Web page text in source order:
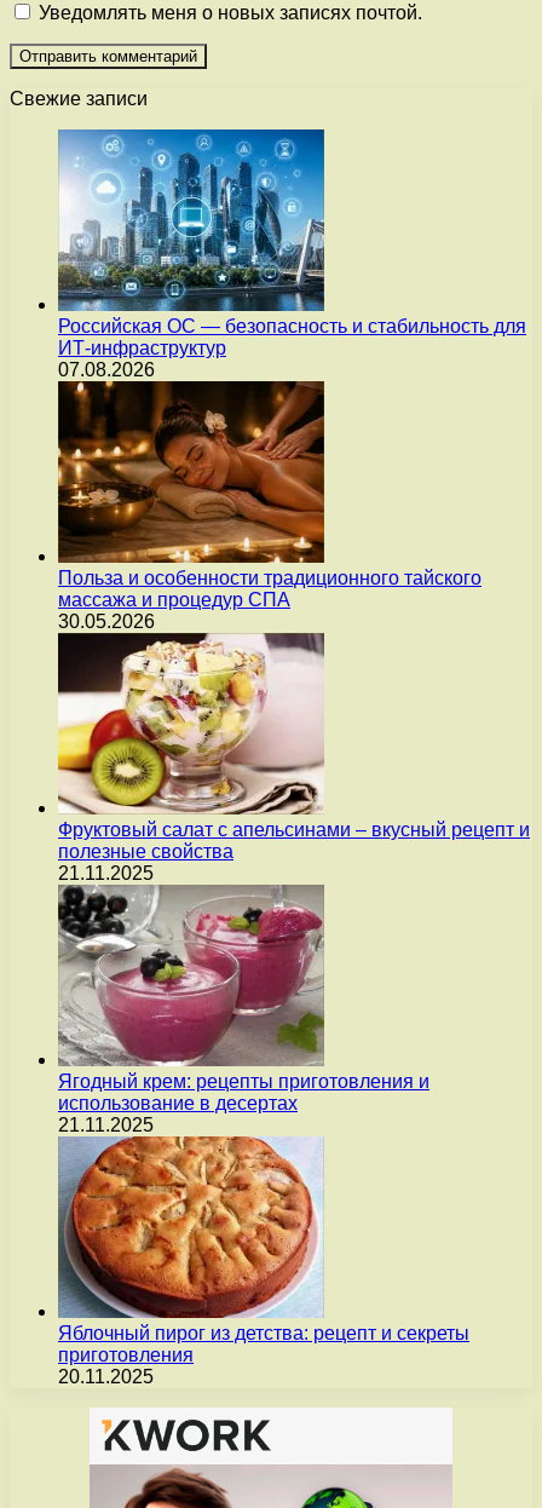
Уведомлять меня о новых записях почтой.
Свежие записи
Российская ОС — безопасность и стабильность для
ИТ-инфраструктур
07.08.2026
Польза и особенности традиционного тайского
массажа и процедур СПА
30.05.2026
Фруктовый салат с апельсинами – вкусный рецепт и
полезные свойства
21.11.2025
Ягодный крем: рецепты приготовления и
использование в десертах
21.11.2025
Яблочный пирог из детства: рецепт и секреты
приготовления
20.11.2025